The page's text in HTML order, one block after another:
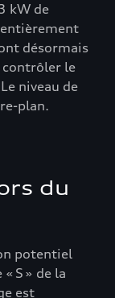
kW de
entièrement
désormais
le
niveau de
plan.
du
potentiel
S » de la
est